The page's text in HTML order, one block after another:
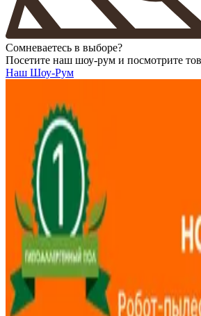
Сомневаетесь в выборе?
Посетите наш шоу-рум и посмотрите
Наш Шоу-Рум